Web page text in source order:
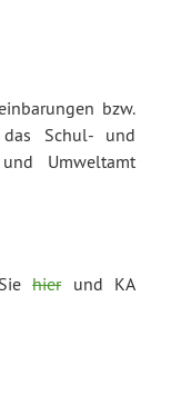
bzw.
Schul- und
Umweltamt
Siehierund KA